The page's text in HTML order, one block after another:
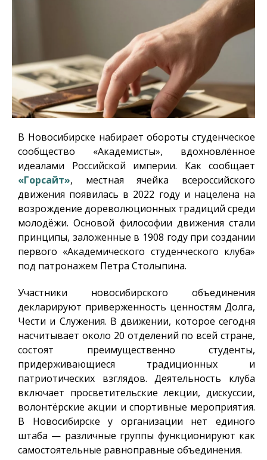
В Новосибирске набирает обороты студенческое
сообщество «Академисты», вдохновлённое
идеалами Российской империи. Как сообщает
«Горсайт», местная ячейка всероссийского
движения появилась в 2022 году и нацелена на
возрождение дореволюционных традиций среди
молодёжи. Основой философии движения стали
принципы, заложенные в 1908 году при создании
первого «Академического студенческого клуба»
под патронажем Петра Столыпина.
Участники новосибирского объединения
декларируют приверженность ценностям Долга,
Чести и Служения. В движении, которое сегодня
насчитывает около 20 отделений по всей стране,
состоят преимущественно студенты,
придерживающиеся традиционных и
патриотических взглядов. Деятельность клуба
включает просветительские лекции, дискуссии,
волонтёрские акции и спортивные мероприятия.
В Новосибирске у организации нет единого
штаба — различные группы функционируют как
самостоятельные равноправные объединения.